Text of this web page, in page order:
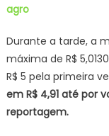
agro
Durante a tarde, a
máxima de R$
R$ 5 pela primeira
em R$ 4,91 até por
reportagem.